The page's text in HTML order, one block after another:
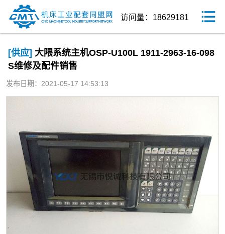
访问量：18629181
[供应] 大隈系统主机OSP-U100L 1911-2963-16-098
S维修及配件销售
发布日期：2021-05-17 14:53:13